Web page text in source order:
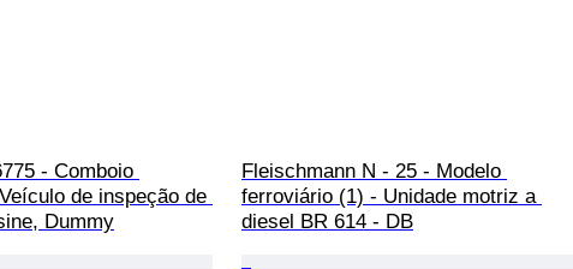
- Comboio
de inspeção de
Dummy
Fleischmann N - 25 - Modelo
ferroviário (1) - Unidade motriz a
diesel BR 614 - DB